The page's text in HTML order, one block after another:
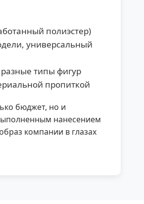
полиэстер)
универсальный
типы фигур
пропиткой
бюджет, но и
нанесением
компании в глазах